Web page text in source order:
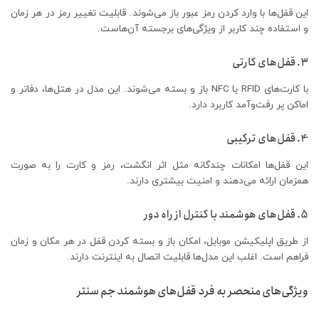
این قفل‌ها با وارد کردن رمز عبور باز می‌شوند. قابلیت تغییر رمز در هر زمان
و استفاده چند کاربر از ویژگی‌های برجسته آن‌هاست.
3. قفل‌های کارتی
با کارت‌های RFID یا NFC باز و بسته می‌شوند. این مدل در هتل‌ها، دفاتر و
اماکن پر رفت‌وآمد کاربرد دارد.
4. قفل‌های ترکیبی
این قفل‌ها امکانات چندگانه مثل اثر انگشت، رمز و کارت را به صورت
همزمان ارائه می‌دهند و امنیت بیشتری دارند.
5. قفل‌های هوشمند با کنترل از راه دور
از طریق اپلیکیشن موبایل، امکان باز و بسته کردن قفل در هر مکان و زمان
فراهم است. اغلب این مدل‌ها قابلیت اتصال به اینترنت دارند.
ویژگی‌های منحصر به فرد قفل‌های هوشمند جم سنتر